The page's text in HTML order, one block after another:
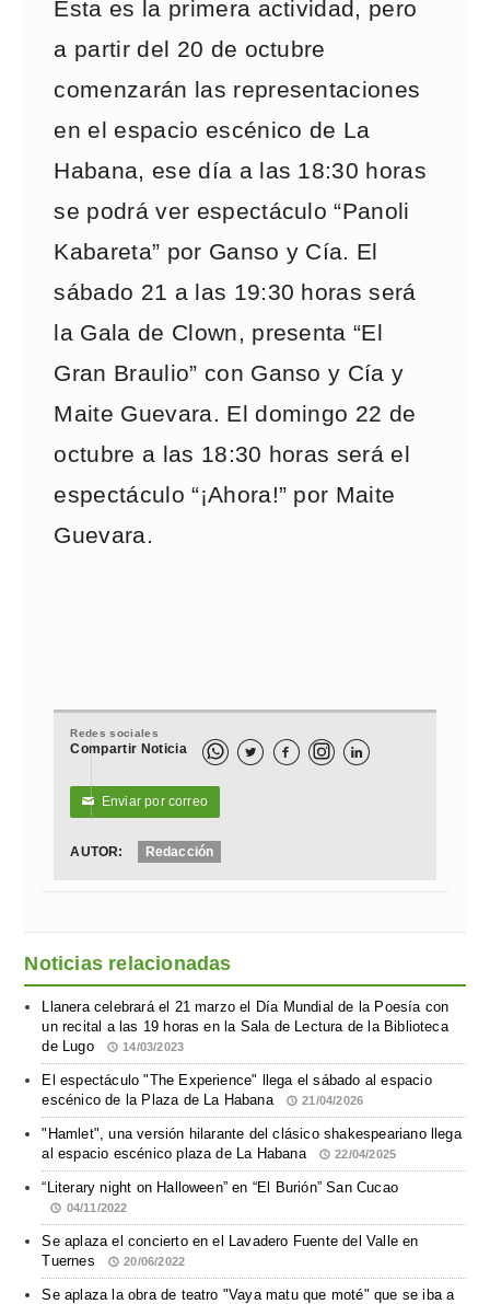
Esta es la primera actividad, pero
a partir del 20 de octubre
comenzarán las representaciones
en el espacio escénico de La
Habana, ese día a las 18:30 horas
se podrá ver espectáculo “Panoli
Kabareta” por Ganso y Cía. El
sábado 21 a las 19:30 horas será
la Gala de Clown, presenta “El
Gran Braulio” con Ganso y Cía y
Maite Guevara. El domingo 22 de
octubre a las 18:30 horas será el
espectáculo “¡Ahora!” por Maite
Guevara.
Redes sociales
Compartir Noticia   
✉ Enviar por correo
AUTOR: Redacción
Noticias relacionadas
Llanera celebrará el 21 marzo el Día Mundial de la Poesía con
un recital a las 19 horas en la Sala de Lectura de la Biblioteca
de Lugo
14/03/2023
El espectáculo "The Experience" llega el sábado al espacio
escénico de la Plaza de La Habana
21/04/2026
"Hamlet", una versión hilarante del clásico shakespeariano llega
al espacio escénico plaza de La Habana
22/04/2025
“Literary night on Halloween” en “El Burión” San Cucao
04/11/2022
Se aplaza el concierto en el Lavadero Fuente del Valle en
Tuernes
20/06/2022
Se aplaza la obra de teatro "Vaya matu que moté" que se iba a